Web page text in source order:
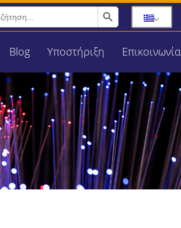
Search Button
Blog Υποστήριξη Επικοινωνία